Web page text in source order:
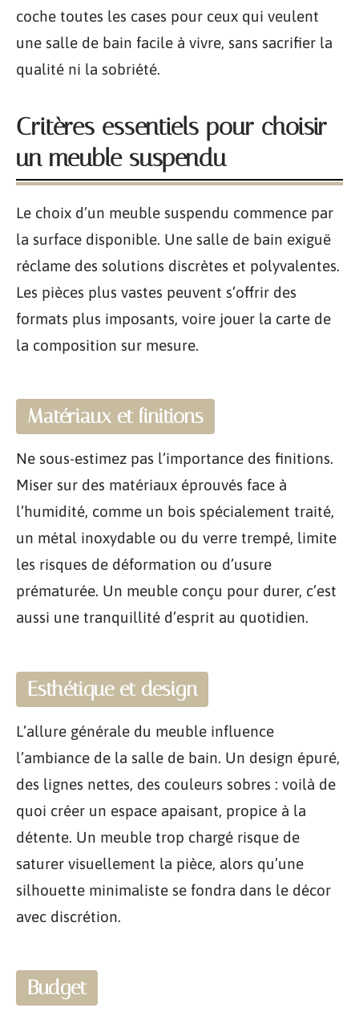
coche toutes les cases pour ceux qui veulent
une salle de bain facile à vivre, sans sacrifier la
qualité ni la sobriété.
Critères essentiels pour choisir
un meuble suspendu
Le choix d’un meuble suspendu commence par
la surface disponible. Une salle de bain exiguë
réclame des solutions discrètes et polyvalentes.
Les pièces plus vastes peuvent s’offrir des
formats plus imposants, voire jouer la carte de
la composition sur mesure.
Matériaux et finitions
Ne sous-estimez pas l’importance des finitions.
Miser sur des matériaux éprouvés face à
l’humidité, comme un bois spécialement traité,
un métal inoxydable ou du verre trempé, limite
les risques de déformation ou d’usure
prématurée. Un meuble conçu pour durer, c’est
aussi une tranquillité d’esprit au quotidien.
Esthétique et design
L’allure générale du meuble influence
l’ambiance de la salle de bain. Un design épuré,
des lignes nettes, des couleurs sobres : voilà de
quoi créer un espace apaisant, propice à la
détente. Un meuble trop chargé risque de
saturer visuellement la pièce, alors qu’une
silhouette minimaliste se fondra dans le décor
avec discrétion.
Budget